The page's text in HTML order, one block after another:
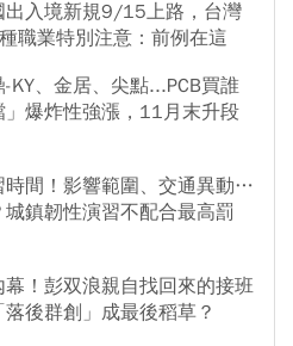
入境新規9/15上路，台灣
職業特別注意：前例在這
KY、金居、尖點...PCB買誰
爆炸性強漲，11月末升段
時間！影響範圍、交通異動…
鎮韌性演習不配合最高罰
！彭双浪親自找回來的接班
後群創」成最後稻草？